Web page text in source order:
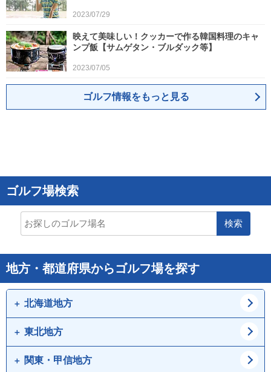
2023/07/29
映えて美味しい！クッカーで作る韓国料理のキャ
ンプ飯【サムゲタン・ブルダック等】
2023/07/05
ゴルフ情報をもっと見る
ゴルフ場検索
検索
地方・都道府県からゴルフ場を探す
北海道地方
道北
道央
東北地方
青森県関東・甲信地方